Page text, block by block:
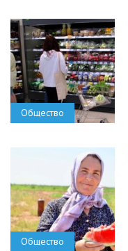
Общество
Общество